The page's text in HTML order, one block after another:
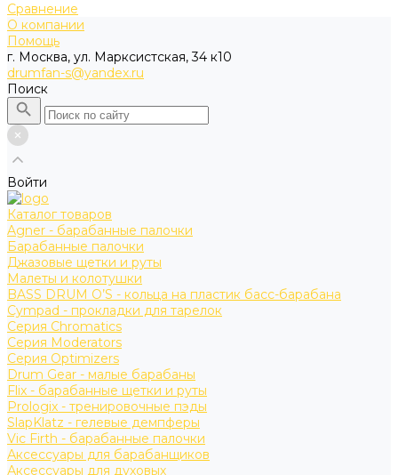
Сравнение
О компании
Помощь
г. Москва, ул. Марксистская, 34 к10
drumfan-s@yandex.ru
Поиск
Войти
Каталог товаров
Agner - барабанные палочки
Барабанные палочки
Джазовые щетки и руты
Малеты и колотушки
BASS DRUM O’S - кольца на пластик басс-барабана
Cympad - прокладки для тарелок
Серия Chromatics
Серия Moderators
Серия Optimizers
Drum Gear - малые барабаны
Flix - барабанные щетки и руты
Prologix - тренировочные пэды
SlapKlatz - гелевые демпферы
Vic Firth - барабанные палочки
Аксессуары для барабанщиков
Аксессуары для духовых